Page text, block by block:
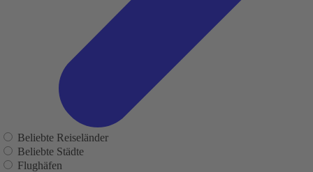
Beliebte Reiseländer
Beliebte Städte
Flughäfen